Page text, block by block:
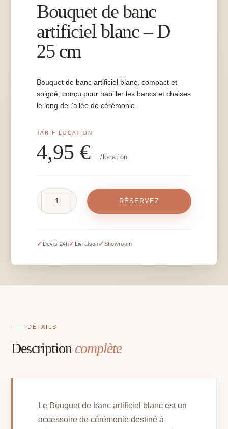
Bouquet de banc
artificiel blanc – D
25 cm
Bouquet de banc artificiel blanc, compact et
soigné, conçu pour habiller les bancs et chaises
le long de l’allée de cérémonie.
4,95€ /location
banc
blanc
RÉSERVEZ
✓ Devis 24h✓ Livraison✓ Showroom
DÉTAILS
Description complète
Le Bouquet de banc artificiel blanc est un
accessoire de cérémonie destiné à